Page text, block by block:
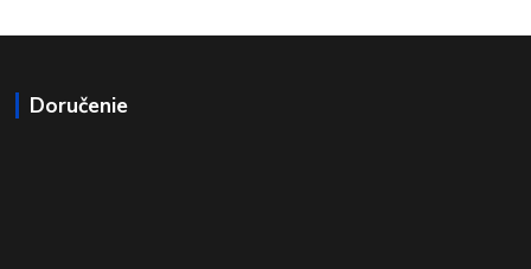
Doručenie